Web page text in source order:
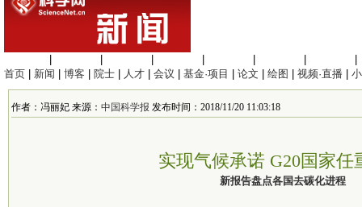
首页
新闻 博客 院士 人才 会议 基金·项目 论文 绘图 视频·直播
作者：冯丽妃 来源： 中国科学报 发布时间：2018/11/20 11:03:18
实现气候承诺 G20国家任
新报告盘点各国去碳化进程